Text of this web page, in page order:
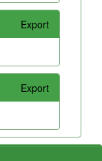
Export
Export